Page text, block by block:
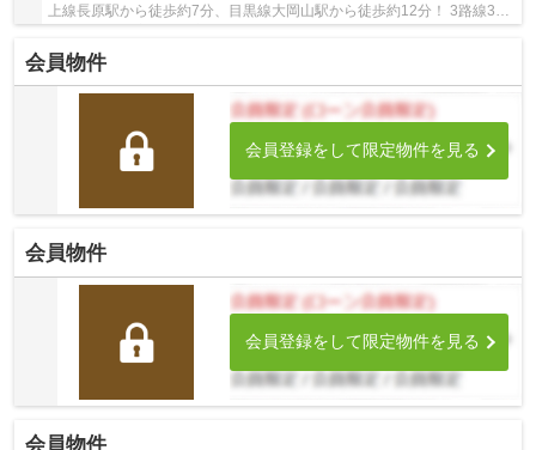
上線長原駅から徒歩約7分、目黒線大岡山駅から徒歩約12分！ 3路線3駅
利用可能な大変便利な立地に位置した物件です...
会員物件
会員登録をして限定物件を見る
会員物件
会員登録をして限定物件を見る
会員物件